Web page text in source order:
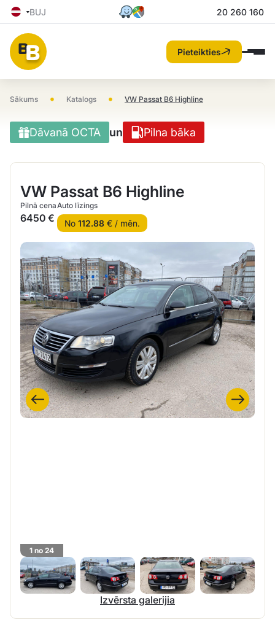
BUJ 20 260 160
Pieteikties
Sākums • Katalogs • VW Passat B6 Highline
Dāvanā OCTA un Pilna bāka
VW Passat B6 Highline
Pilnā cena
6450 €
Auto līzings
No 112.88€ / mēn.
1 no 24
Izvērsta galerijia